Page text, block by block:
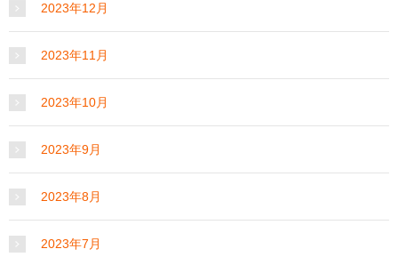
2023年12月
2023年11月
2023年10月
2023年9月
2023年8月
2023年7月